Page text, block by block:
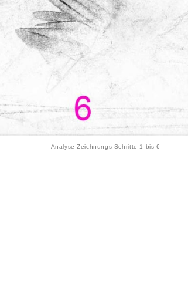
Analyse Zeichnungs-Schritte 1 bis 6